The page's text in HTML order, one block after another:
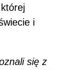
i
się z